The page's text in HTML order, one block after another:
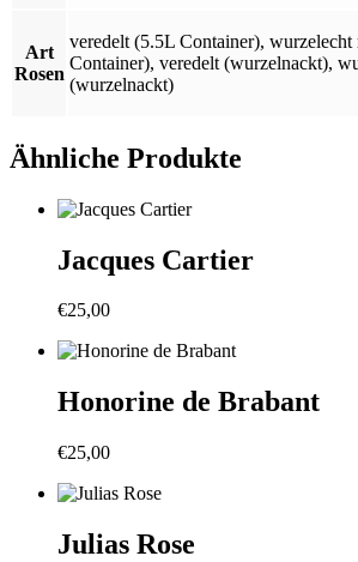
Art
Rosen
veredelt (5.5L Container), wurzelecht
Container), veredelt (wurzelnackt),
(wurzelnackt)
Ähnliche Produkte
Jacques Cartier
€25,00
Honorine de Brabant
€25,00
Julias Rose